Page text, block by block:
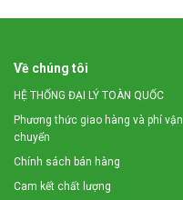
Về chúng tôi
HỆ THỐNG ĐẠI LÝ TOÀN QUỐC
Phương thức giao hàng và phí vận
chuyển
Chính sách bán hàng
Cam kết chất lượng